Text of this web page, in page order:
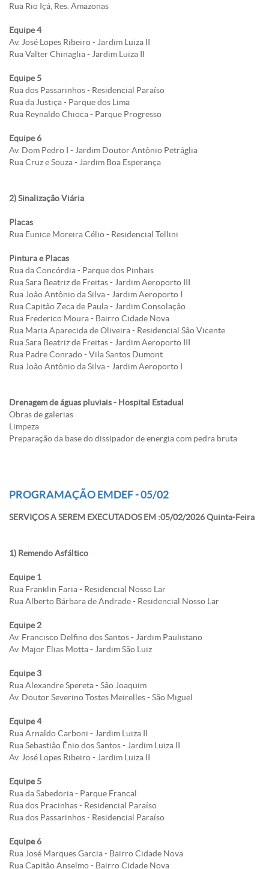
Rua Rio Içá, Res. Amazonas
Equipe 4
Av. José Lopes Ribeiro - Jardim Luiza II
Rua Valter Chinaglia - Jardim Luiza II
Equipe 5
Rua dos Passarinhos - Residencial Paraíso
Rua da Justiça - Parque dos Lima
Rua Reynaldo Chioca - Parque Progresso
Equipe 6
Av. Dom Pedro I - Jardim Doutor Antônio Petráglia
Rua Cruz e Souza - Jardim Boa Esperança
2) Sinalização Viária
Placas
Rua Eunice Moreira Célio - Residencial Tellini
Pintura e Placas
Rua da Concórdia - Parque dos Pinhais
Rua Sara Beatriz de Freitas - Jardim Aeroporto III
Rua João Antônio da Silva - Jardim Aeroporto I
Rua Capitão Zeca de Paula - Jardim Consolação
Rua Frederico Moura - Bairro Cidade Nova
Rua Maria Aparecida de Oliveira - Residencial São Vicente
Rua Sara Beatriz de Freitas - Jardim Aeroporto III
Rua Padre Conrado - Vila Santos Dumont
Rua João Antônio da Silva - Jardim Aeroporto I
Drenagem de águas pluviais - Hospital Estadual
Obras de galerias
Limpeza
Preparação da base do dissipador de energia com pedra bruta
PROGRAMAÇÃO EMDEF - 05/02
SERVIÇOS A SEREM EXECUTADOS EM :05/02/2026 Quinta-Feira
1) Remendo Asfáltico
Equipe 1
Rua Franklin Faria - Residencial Nosso Lar
Rua Alberto Bárbara de Andrade - Residencial Nosso Lar
Equipe 2
Av. Francisco Delfino dos Santos - Jardim Paulistano
Av. Major Elias Motta - Jardim São Luiz
Equipe 3
Rua Alexandre Spereta - São Joaquim
Av. Doutor Severino Tostes Meirelles - São Miguel
Equipe 4
Rua Arnaldo Carboni - Jardim Luiza II
Rua Sebastião Ênio dos Santos - Jardim Luiza II
Av. José Lopes Ribeiro - Jardim Luiza II
Equipe 5
Rua da Sabedoria - Parque Francal
Rua dos Pracinhas - Residencial Paraíso
Rua dos Passarinhos - Residencial Paraíso
Equipe 6
Rua José Marques Garcia - Bairro Cidade Nova
Rua Capitão Anselmo - Bairro Cidade Nova